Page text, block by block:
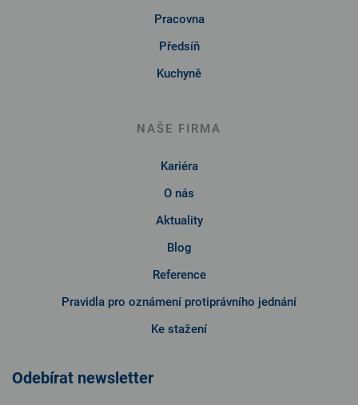
Pracovna
Předsíň
Kuchyně
NAŠE FIRMA
Kariéra
O nás
Aktuality
Blog
Reference
Pravidla pro oznámení protiprávního jednání
Ke stažení
Odebírat newsletter